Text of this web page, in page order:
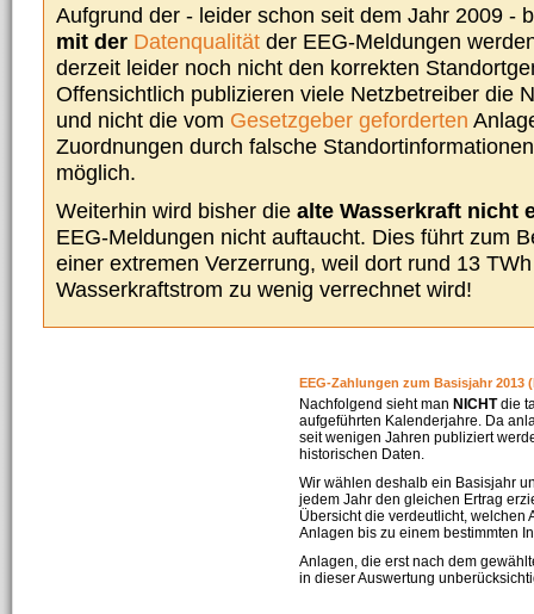
Aufgrund der - leider schon seit dem Jahr 2009 -
mit der Datenqualität der EEG-Meldungen
derzeit leider noch nicht den korrekten
Offensichtlich publizieren viele Netzbetreiber die
und nicht die vom Gesetzgeber geforderten
Zuordnungen durch falsche
möglich.
Weiterhin wird bisher die alte Wasserkraft nicht
EEG-Meldungen nicht auftaucht. Dies führt zum
einer extremen Verzerrung, weil dort rund 13
Wasserkraftstrom zu wenig verrechnet wird!
EEG-Zahlungen zum Basisjahr 2013
Nachfolgend sieht man NICHTdie
aufgeführten Kalenderjahre. Da
seit wenigen Jahren publiziert
historischen Daten.
Wir wählen deshalb ein Basisjahr
jedem Jahr den gleichen Ertrag
Übersicht die verdeutlicht, welchen
Anlagen bis zu einem bestimmten
Anlagen, die erst nach dem
in dieser Auswertung